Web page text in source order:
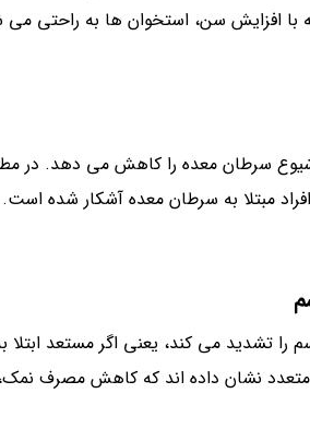
با افزایش سن، استخوان ها به راحتی
سرطان معده را کاهش می دهد. در
مبتلا به سرطان معده آشکار شده
تشدید می کند، یعنی اگر مستعد ابتلا
نشان داده اند که کاهش مصرف نمک،